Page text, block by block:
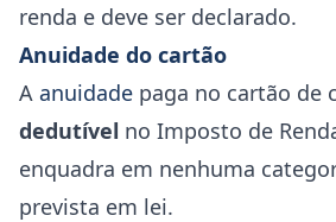
renda e deve ser declarado.
Anuidade do cartão
A anuidade paga no cartão de
dedutível no Imposto de
enquadra em nenhuma
prevista em lei.